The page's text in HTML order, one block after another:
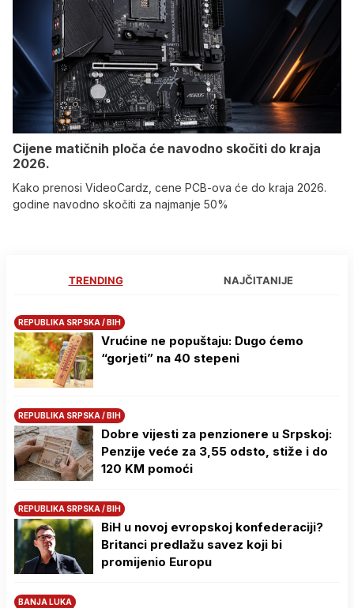
Cijene matičnih ploča će navodno skočiti do kraja
2026.
Kako prenosi VideoCardz, cene PCB-ova će do kraja 2026.
godine navodno skočiti za najmanje 50%
TRENDING NAJČITANIJE
REPUBLIKA SRPSKA / BIH
Vrućine ne popuštaju: Dugo ćemo
“gorjeti” na 40 stepeni
REPUBLIKA SRPSKA / BIH
Dobre vijesti za penzionere u Srpskoj:
Penzije veće za 3,55 odsto, stiže i do
120 KM pomoći
REPUBLIKA SRPSKA / BIH
BiH u novoj evropskoj konfederaciji?
Britanci predlažu savez koji bi
promijenio Europu
BANJA LUKA